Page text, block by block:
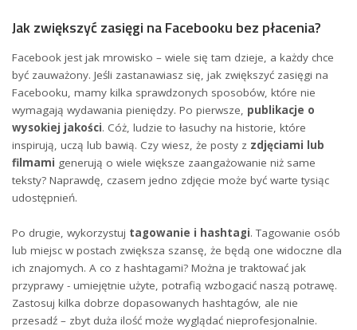
Jak zwiększyć zasięgi⁤ na Facebooku bez płacenia?
Facebook jest ⁤jak mrowisko – wiele się tam dzieje, a każdy ⁣chce​
być ‌zauważony. Jeśli zastanawiasz się, jak⁤ zwiększyć zasięgi na
Facebooku,​ mamy kilka sprawdzonych sposobów,‌ które nie
wymagają⁤ wydawania pieniędzy.⁣ Po pierwsze,⁢ publikacje o
⁤wysokiej⁣ jakości. Cóż, ludzie​ to łasuchy ⁤na historie, które
inspirują, uczą lub bawią.⁢ Czy wiesz, że posty⁣ z zdjęciami⁤ lub
⁢filmami generują o wiele większe zaangażowanie ⁢niż⁣ same
teksty? Naprawdę, czasem ‍jedno zdjęcie może⁤ być warte tysiąc‍
udostępnień.
Po drugie, wykorzystuj tagowanie​ i hashtagi. Tagowanie osób
lub ‍miejsc​ w postach‌ zwiększa ‍szansę, że będą one widoczne dla​
ich znajomych. ⁣A‍ co z⁣ hashtagami? Można je‌ traktować jak
⁢przyprawy ​- umiejętnie użyte, potrafią wzbogacić ⁤naszą potrawę.
Zastosuj kilka dobrze dopasowanych hashtagów, ale nie
przesadź – zbyt duża‌ ilość może wyglądać nieprofesjonalnie.